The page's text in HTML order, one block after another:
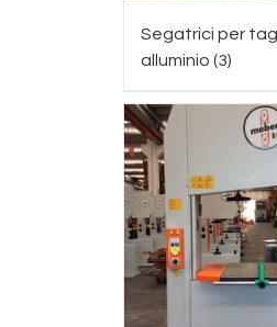
Segatrici per
alluminio (3)